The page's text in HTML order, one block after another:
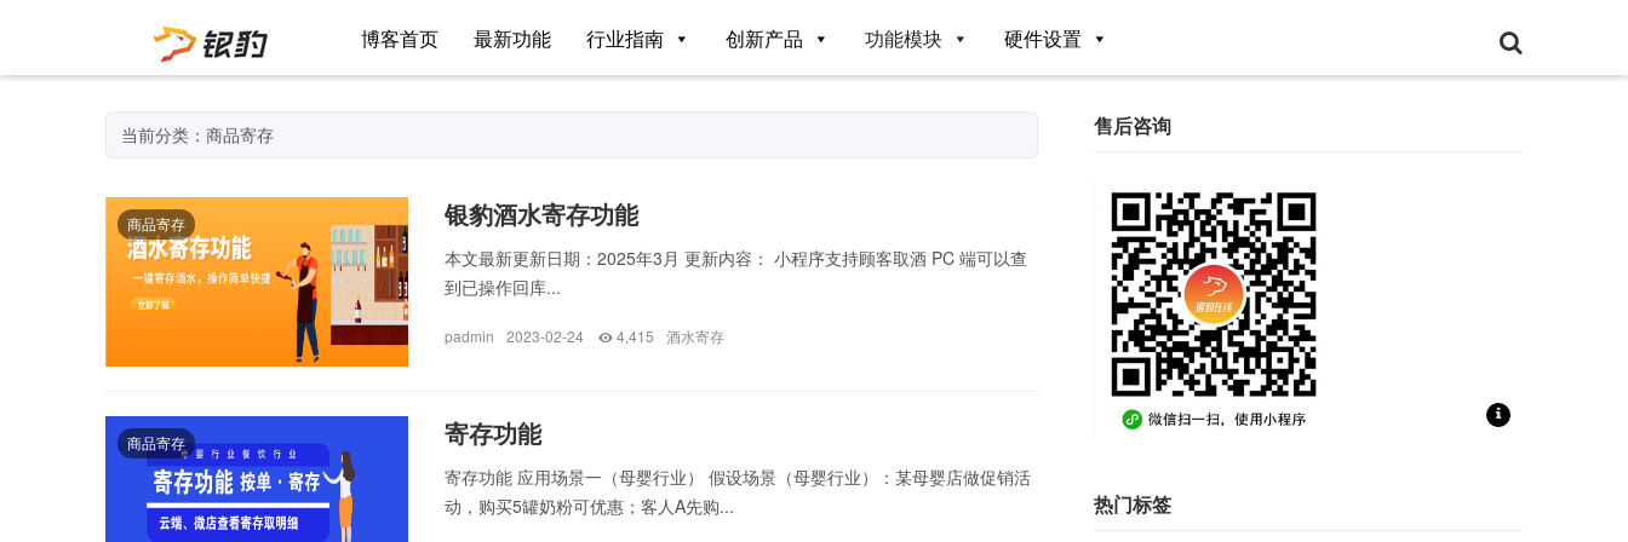
博客首页 最新功能 行业指南 创新产品 功能模块 硬件设置
当前分类：商品寄存
商品寄存 银豹酒水寄存功能
本文最新更新日期：2025年3月 更新内容： 小程序支持顾客取酒 PC 端可以查
到已操作回库...
padmin 2023-02-24 4,415 酒水寄存
商品寄存 寄存功能
寄存功能 应用场景一（母婴行业） 假设场景（母婴行业）：某母婴店做促销活
动，购买5罐奶粉可优惠；客人A先购...
售后咨询
扫一扫联系售后咨询
热门标签